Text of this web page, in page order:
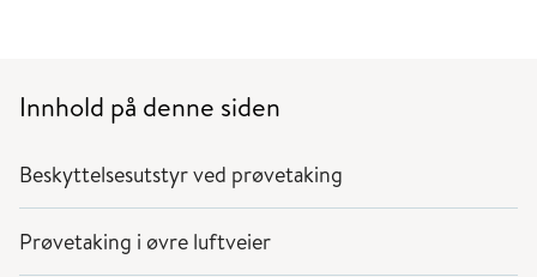
Innhold på denne siden
Beskyttelsesutstyr ved prøvetaking
Prøvetaking i øvre luftveier